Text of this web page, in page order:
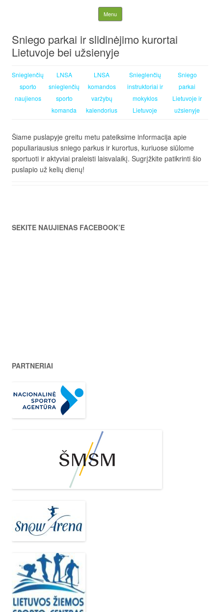
Lietuvos nacionalinė
slidinėjimo asociacija
Menu Skip to content
Sniego parkai ir slidinėjimo kurortai
Lietuvoje bei užsienyje
Snieglenčių
sporto
naujienos
LNSA
snieglenčių
sporto
komanda
LNSA
komandos
varžybų
kalendorius
Snieglenčių
instruktoriai ir
mokyklos
Lietuvoje
Sniego
parkai
Lietuvoje ir
užsienyje
Šiame puslapyje greitu metu pateiksime informacija apie
populiariausius sniego parkus ir kurortus, kuriuose siūlome
sportuoti ir aktyviai praleisti laisvalaikį. Sugrįžkite patikrinti šio
puslapio už kelių dienų!
SEKITE NAUJIENAS FACEBOOK’E
PARTNERIAI